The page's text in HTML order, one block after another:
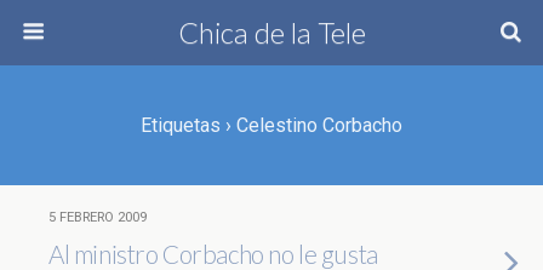
Chica de la Tele
Etiquetas › Celestino Corbacho
5 FEBRERO 2009
Al ministro Corbacho no le gusta